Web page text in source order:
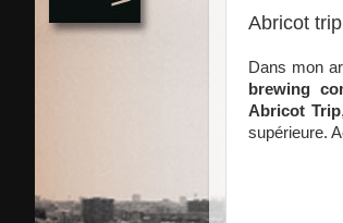
Abricot
Dans mon
brewing
Abricot Trip
supérieure.